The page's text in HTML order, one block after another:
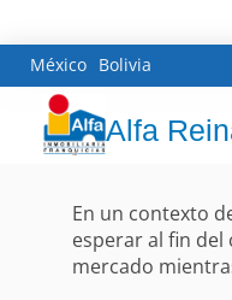
México Bolivia
Alfa
En un contexto
esperar al fin
mercado